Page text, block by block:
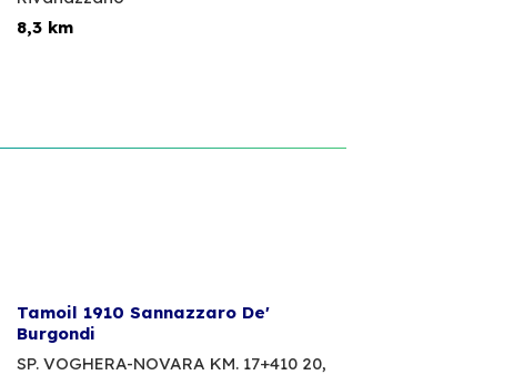
8,3 km
Tamoil 1910 Sannazzaro De'
Burgondi
SP. VOGHERA-NOVARA KM. 17+410 20,